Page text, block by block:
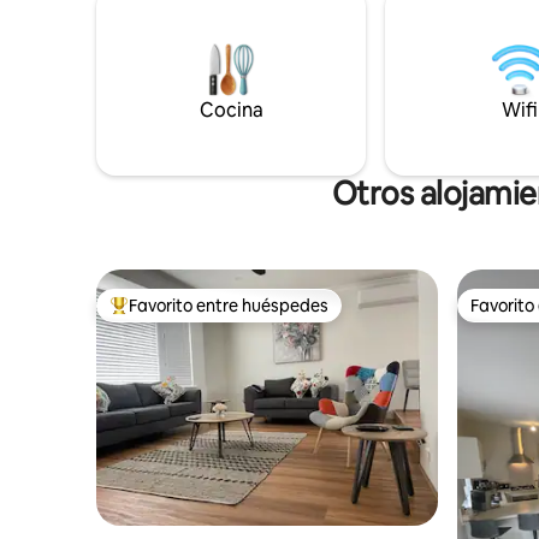
camina por el bosque u observa las
estrellas junto a la fogata. Una
combinación única de naturaleza y
comodidades. Espero compartir mi
Cocina Wifi
Otros
Favorito entre huéspedes preferido
Favorito entre huéspedes